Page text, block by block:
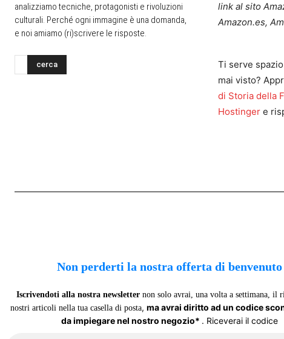
analizziamo tecniche, protagonisti e rivoluzioni
culturali. Perché ogni immagine è una domanda,
e noi amiamo (ri)scrivere le risposte.
cerca
link al sito
Amazon.es,
Ti serve
mai visto?
di Storia della
Hostinger e
Non perderti la nostra offerta di benvenuto
Iscrivendoti alla nostra newsletter non solo avrai, una volta a settimana, il
nostri articoli nella tua casella di posta, ma avrai diritto ad un codice
da impiegare nel nostro negozio* . Riceverai il codice